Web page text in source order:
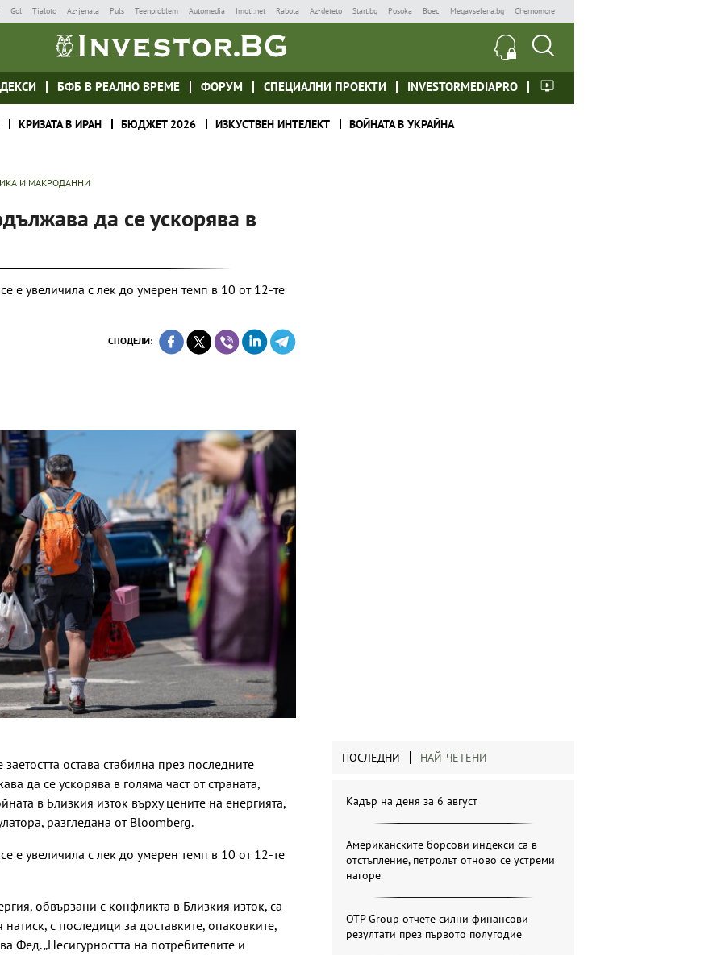
Gol Tialoto Az-jenata Puls Teenproblem Automedia Imoti.net Rabota Az-deteto Start.bg Posoka Boec Megavselena.bg Chernomore
БФБ В РЕАЛНО ВРЕМЕ ФОРУМ СПЕЦИАЛНИ ПРОЕКТИ INVESTORMEDIAPRO
КРИЗАТА В ИРАН БЮДЖЕТ 2026 ИЗКУСТВЕН ИНТЕЛЕКТ ВОЙНАТА В УКРАЙНА
И МАКРОДАННИ
да се ускорява в
е увеличила с лек до умерен темп в 10 от 12-те
СПОДЕЛИ:
остава стабилна през последните
да се ускорява в голяма част от страната,
в Близкия изток върху цените на енергията,
разгледана от Bloomberg.
е увеличила с лек до умерен темп в 10 от 12-те
обвързани с конфликта в Близкия изток, са
с последици за доставките, опаковките,
Фед. „Несигурността на потребителите и
ПОСЛЕДНИ НАЙ-ЧЕТЕНИ
Кадър на деня за 6 август
Американските борсови индекси са в
отстъпление, петролът отново се устреми
нагоре
OTP Group отчете силни финансови
резултати през първото полугодие